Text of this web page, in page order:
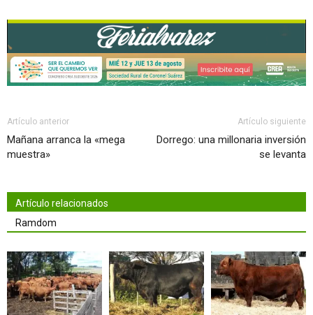
Artículo anterior
Mañana arranca la «mega
muestra»
Artículo siguiente
Dorrego: una millonaria inversión
se levanta
Artículo relacionados
Ramdom